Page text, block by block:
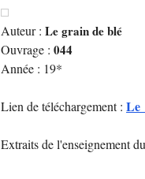
Auteur :Le grain de blé
Ouvrage :044
Année : 19*
Lien de téléchargement :
Extraits de l'enseignement